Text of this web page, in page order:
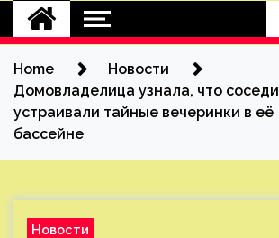
Home
Новости
Домовладелица узнала, что соседи
устраивали тайные вечеринки в её
бассейне
Новости